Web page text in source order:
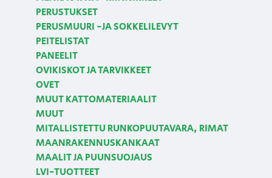
PERUSTUKSET
PERUSMUURI -JA SOKKELILEVYT
PEITELISTAT
PANEELIT
OVIKISKOT JA TARVIKKEET
OVET
MUUT KATTOMATERIAALIT
MUUT
MITALLISTETTU RUNKOPUUTAVARA, RIMAT
MAANRAKENNUSKANKAAT
MAALIT JA PUUNSUOJAUS
LVI-TUOTTEET